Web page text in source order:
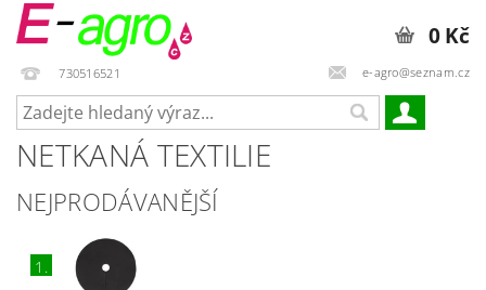
730516521 e-agro@seznam.cz
0 Kč
NETKANÁ TEXTILIE
NEJPRODÁVANĚJŠÍ
1.